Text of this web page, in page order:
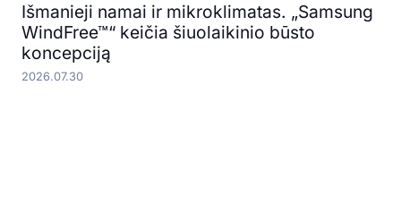
Išmanieji namai ir mikroklimatas. „Samsung
WindFree™“ keičia šiuolaikinio būsto
koncepciją
2026.07.30